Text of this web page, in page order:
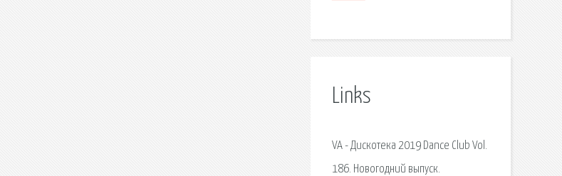
Links
VA - Дискотека 2019 Dance Club Vol.
186. Новогодний выпуск.